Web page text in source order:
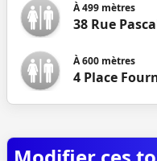
À499 mètres
38 Rue
À600 mètres
4 Place